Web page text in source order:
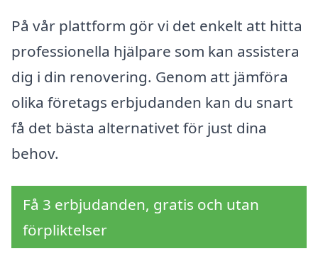
På vår plattform gör vi det enkelt att hitta
professionella hjälpare som kan assistera
dig i din renovering. Genom att jämföra
olika företags erbjudanden kan du snart
få det bästa alternativet för just dina
behov.
Få 3 erbjudanden, gratis och utan
förpliktelser